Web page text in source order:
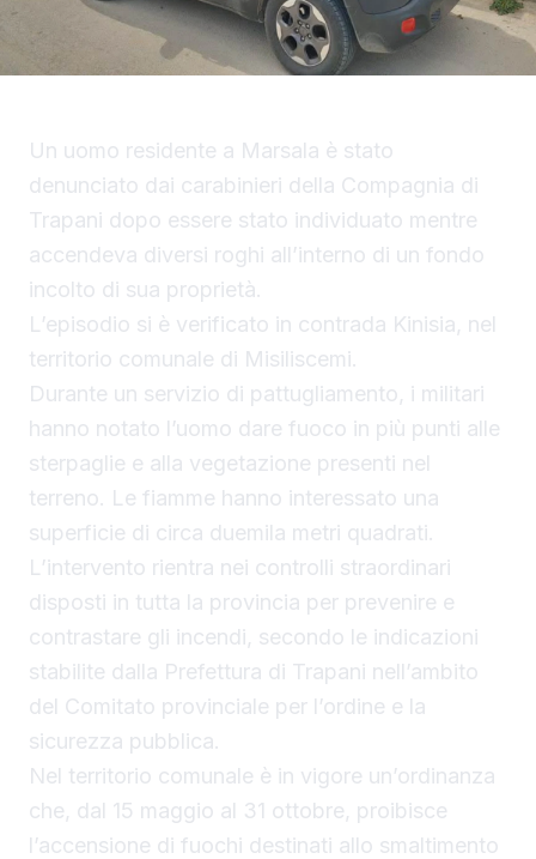
Un uomo residente a Marsala è stato
denunciato dai carabinieri della Compagnia di
Trapani dopo essere stato individuato mentre
accendeva diversi roghi all’interno di un fondo
incolto di sua proprietà.
L’episodio si è verificato in contrada Kinisia, nel
territorio comunale di Misiliscemi.
Durante un servizio di pattugliamento, i militari
hanno notato l’uomo dare fuoco in più punti alle
sterpaglie e alla vegetazione presenti nel
terreno. Le fiamme hanno interessato una
superficie di circa duemila metri quadrati.
L’intervento rientra nei controlli straordinari
disposti in tutta la provincia per prevenire e
contrastare gli incendi, secondo le indicazioni
stabilite dalla Prefettura di Trapani nell’ambito
del Comitato provinciale per l’ordine e la
sicurezza pubblica.
Nel territorio comunale è in vigore un’ordinanza
che, dal 15 maggio al 31 ottobre, proibisce
l’accensione di fuochi destinati allo smaltimento